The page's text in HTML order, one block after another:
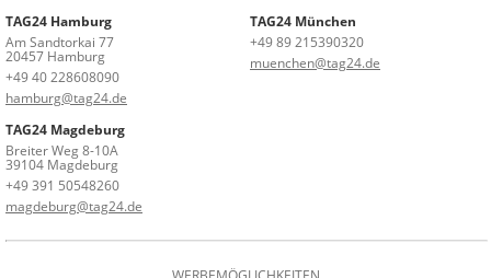
TAG24 Hamburg
Am Sandtorkai 77
20457 Hamburg
+49 40 228608090
hamburg@tag24.de
TAG24 München
+49 89 215390320
muenchen@tag24.de
TAG24 Magdeburg
Breiter Weg 8-10A
39104 Magdeburg
+49 391 50548260
magdeburg@tag24.de